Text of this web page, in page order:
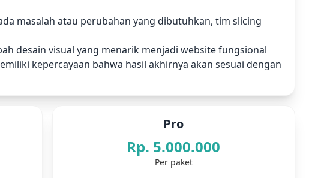
masalah atau perubahan yang dibutuhkan, tim slicing
desain visual yang menarik menjadi website fungsional
kepercayaan bahwa hasil akhirnya akan sesuai dengan
Pro
Rp. 5.000.000
Per paket